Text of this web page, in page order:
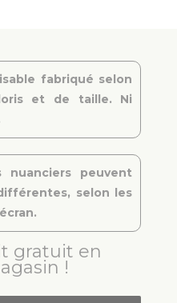
fabriqué selon
et de taille. Ni
nuanciers peuvent
selon les
gratuit en
!